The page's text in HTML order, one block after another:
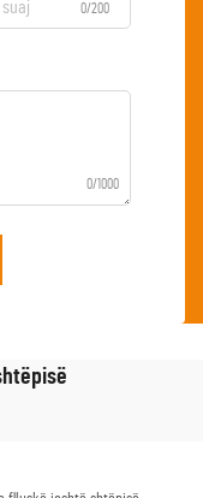
0/200
0/1000